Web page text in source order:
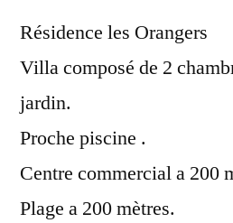
Résidence les Orangers
Villa composé de 2
jardin.
Proche piscine .
Centre commercial a 200
Plage a 200 mètres.